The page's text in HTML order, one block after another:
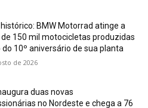
BMW Motorrad atinge a
150 mil motocicletas produzidas
do 10º aniversário de sua planta
de 2026
duas novas
no Nordeste e chega a 76